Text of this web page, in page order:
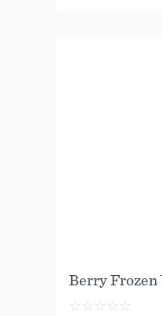
Berry Frozen
☆☆☆☆☆